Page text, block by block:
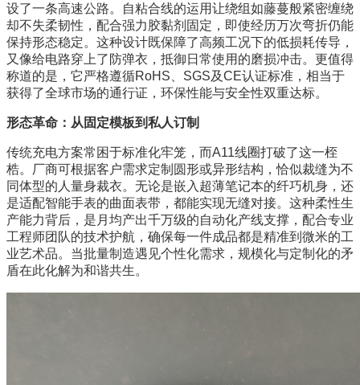
设了一条高速公路。自粘合线的运用让绕组如藤蔓般紧密缠绕
却不失柔韧性，配合强力胶黏剂固定，即使经历万次弯折仍能
保持形态稳定。这种设计既保障了高频工况下的低损耗传导，
又像给电路穿上了防弹衣，抵御日常使用的磨损冲击。更值得
称道的是，它严格遵循RoHS、SGS及CE认证标准，相当于
获得了全球市场的通行证，环保性能与安全性双重达标。
形态革命：从固定模板到私人订制
传统充电方案常困于标准化牢笼，而A11线圈打破了这一桎
梏。厂商可根据客户需求定制圆形或异形结构，恰似裁缝为不
同体型的人量身裁衣。无论是嵌入超薄笔记本的纤巧机身，还
是适配智能手表的曲面表带，都能实现无缝对接。这种柔性生
产能力背后，是月均产出千万级的自动化产线支撑，配合专业
工程师团队的技术护航，确保每一件成品都是精准到微米的工
业艺术品。当批量制造遇见个性化需求，规模化与定制化的矛
盾在此化解为和谐共生。